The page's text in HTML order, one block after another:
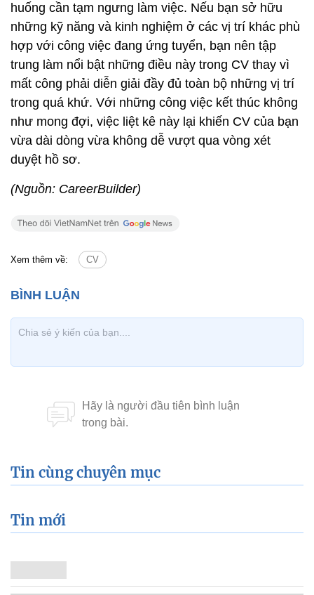
huống cần tạm ngưng làm việc. Nếu bạn sở hữu
những kỹ năng và kinh nghiệm ở các vị trí khác phù
hợp với công việc đang ứng tuyển, bạn nên tập
trung làm nổi bật những điều này trong CV thay vì
mất công phải diễn giải đầy đủ toàn bộ những vị trí
trong quá khứ. Với những công việc kết thúc không
như mong đợi, việc liệt kê này lại khiến CV của bạn
vừa dài dòng vừa không dễ vượt qua vòng xét
duyệt hồ sơ.
(Nguồn: CareerBuilder)
Xem thêm về: CV
Tin cùng chuyên mục
Tin mới